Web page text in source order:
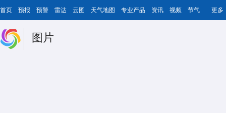
首页 预报 预警 雷达 云图 天气地图 专业产品 资讯 视频 节气 更多
图片